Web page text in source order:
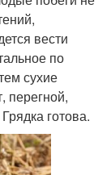
вести
по
сухие
перегной,
готова.